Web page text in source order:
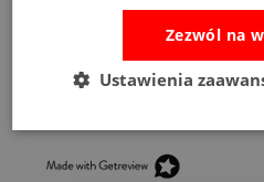
2
Zezwól na
Ustawienia